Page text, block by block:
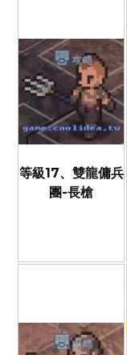
等級17、雙龍傭兵
團-長槍